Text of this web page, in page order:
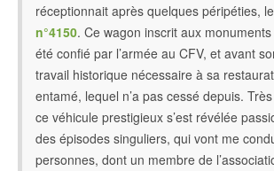
réceptionnait après quelques péripéties, le
n°4150. Ce wagon inscrit aux
été confié par l’armée au CFV, et avant
travail historique nécessaire à sa
entamé, lequel n’a pas cessé depuis.
ce véhicule prestigieux s’est révélée
des épisodes singuliers, qui vont me
personnes, dont un membre de